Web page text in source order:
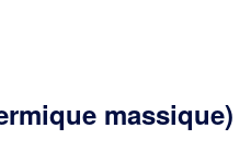
massique)